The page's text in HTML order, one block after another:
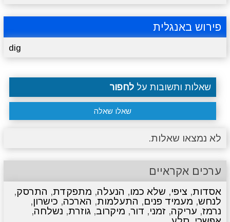
פירוש באנגלית
dig
שאלות ותשובות על לחפור
שאלו שאלה
לא נמצאו שאלות.
ערכים אקראיים
אסדות, ציפי, שלא כמו, הנעלה, מתפקדת, התרסק,
לנחש, מעמיד פנים, התעלמות, הארכה, כישרון,
נרמז, עריקה, זמני, דור, מיקרוב, גוזרת, נשלחה,